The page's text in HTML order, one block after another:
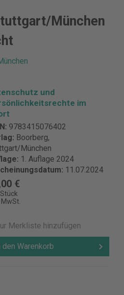
München
und
im
9783415076402
Boorberg,
München
1. Auflage 2024
11.07.2024
€
Merkliste hinzufügen
den Warenkorb